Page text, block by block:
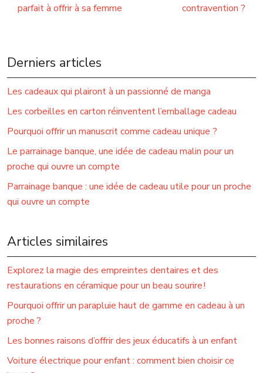
parfait à offrir à sa femme
contravention ?
Derniers articles
Les cadeaux qui plairont à un passionné de manga
Les corbeilles en carton réinventent l’emballage cadeau
Pourquoi offrir un manuscrit comme cadeau unique ?
Le parrainage banque, une idée de cadeau malin pour un
proche qui ouvre un compte
Parrainage banque : une idée de cadeau utile pour un proche
qui ouvre un compte
Articles similaires
Explorez la magie des empreintes dentaires et des
restaurations en céramique pour un beau sourire !
Pourquoi offrir un parapluie haut de gamme en cadeau à un
proche ?
Les bonnes raisons d’offrir des jeux éducatifs à un enfant
Voiture électrique pour enfant : comment bien choisir ce